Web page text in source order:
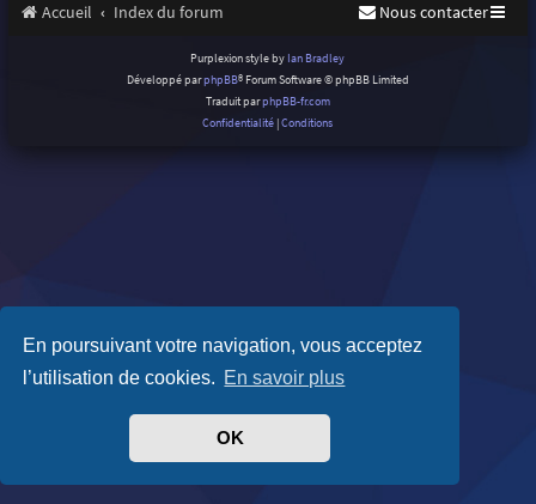
En poursuivant votre navigation, vous acceptez
l’utilisation de cookies. En savoir plus
OK
Accueil Index du forum Nous contacter
Purplexion style by Ian Bradley
Développé parphpBB® Forum Software © phpBB Limited
Traduit parphpBB-fr.com
Confidentialité |Conditions